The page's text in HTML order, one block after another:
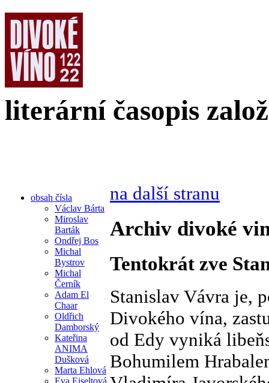
literární časopis
obsah čísla
Václav Bárta
Miroslav
Barták
Ondřej Bos
Michal
Bystrov
Michal
Černík
Adam El
Chaar
Oldřich
Damborský
Kateřina
ANIMA
Dušková
Marta Ehlová
Eva Eiseltová
na další stranu
Archiv divoké
Tentokrát zve
Stanislav Vávra je,
Divokého vína,
od Edy vyniká
Bohumilem